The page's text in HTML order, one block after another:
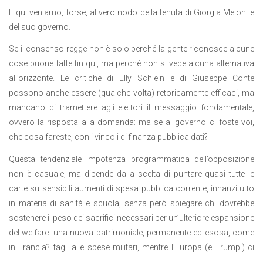
E qui veniamo, forse, al vero nodo della tenuta di Giorgia Meloni e
del suo governo.
Se il consenso regge non è solo perché la gente riconosce alcune
cose buone fatte fin qui, ma perché non si vede alcuna alternativa
all’orizzonte. Le critiche di Elly Schlein e di Giuseppe Conte
possono anche essere (qualche volta) retoricamente efficaci, ma
mancano di tramettere agli elettori il messaggio fondamentale,
ovvero la risposta alla domanda: ma se al governo ci foste voi,
che cosa fareste, con i vincoli di finanza pubblica dati?
Questa tendenziale impotenza programmatica dell’opposizione
non è casuale, ma dipende dalla scelta di puntare quasi tutte le
carte su sensibili aumenti di spesa pubblica corrente, innanzitutto
in materia di sanità e scuola, senza però spiegare chi dovrebbe
sostenere il peso dei sacrifici necessari per un’ulteriore espansione
del welfare: una nuova patrimoniale, permanente ed esosa, come
in Francia? tagli alle spese militari, mentre l’Europa (e Trump!) ci